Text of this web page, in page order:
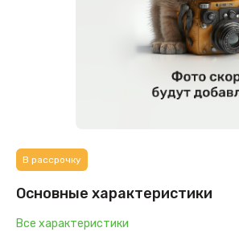
В рассрочку
Основные характеристики
Все характеристики